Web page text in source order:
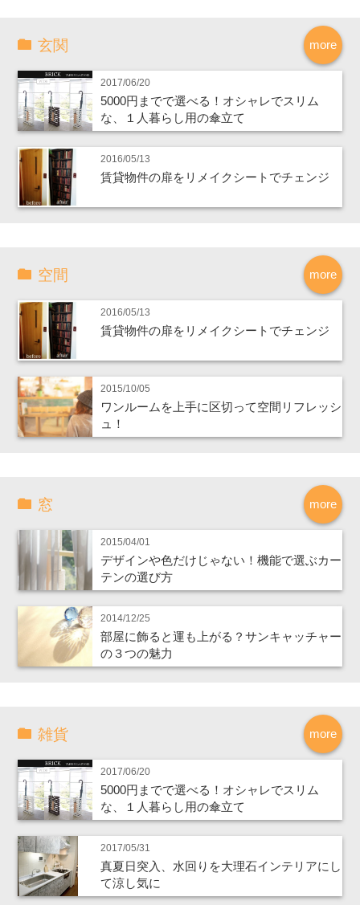
more
玄関
2017/06/20
5000円までで選べる！オシャレでスリム
な、１人暮らし用の傘立て
2016/05/13
賃貸物件の扉をリメイクシートでチェンジ
more
空間
2016/05/13
賃貸物件の扉をリメイクシートでチェンジ
2015/10/05
ワンルームを上手に区切って空間リフレッシ
ュ！
more
窓
2015/04/01
デザインや色だけじゃない！機能で選ぶカー
テンの選び方
2014/12/25
部屋に飾ると運も上がる？サンキャッチャー
の３つの魅力
more
雑貨
2017/06/20
5000円までで選べる！オシャレでスリム
な、１人暮らし用の傘立て
2017/05/31
真夏日突入、水回りを大理石インテリアにし
て涼し気に